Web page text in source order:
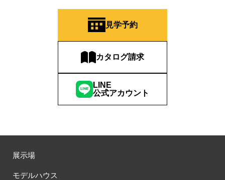
見学予約
カタログ請求
LINE
公式アカウント
展示場
モデルハウス